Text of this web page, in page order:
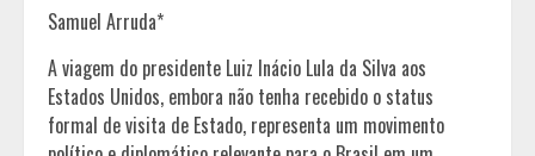
Samuel Arruda*
A viagem do presidente Luiz Inácio Lula da Silva aos
Estados Unidos, embora não tenha recebido o status
formal de visita de Estado, representa um movimento